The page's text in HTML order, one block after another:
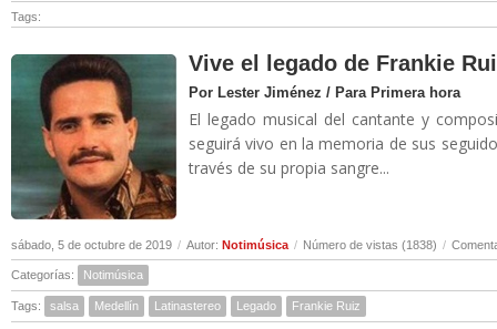
Tags:
Vive el legado de Frankie
Por Lester Jiménez / Para Primera hora
El legado musical del cantante y
seguirá vivo en la memoria de sus
través de su propia sangre...
sábado, 5 de octubre de 2019 / Autor: Notimúsica / Número de vistas (1838) /
Categorías: Notimúsica
Tags: salsa Medellín Latinastereo Legado Frankie Ruiz